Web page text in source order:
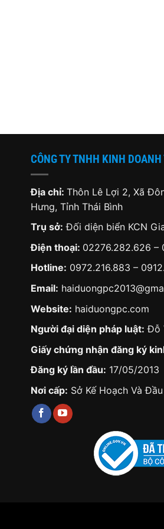
CÔNG TY TNHH KINH
Địa chỉ: Thôn Lê Lợi 2, Xã
Hưng, Tỉnh Thái Bình
Trụ sở: Đối diện biển KCN
Điện thoại: 02276.282.626 –
Hotline: 0972.216.883 –
Email:
Website: haiduongpc.com
Người đại diện pháp luật: Đỗ
Giấy chứng nhận đăng ký
Đăng ký lần đầu: 17/05/2013
Nơi cấp: Sở Kế Hoạch Và